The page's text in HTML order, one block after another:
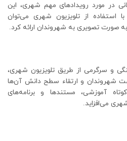
در مورد رویدادهای مهم شهری، این
استفاده از تلویزیون شهری می‌توان
صورت تصویری به شهروندان ارائه کرد.
و سرگرمی از طریق تلویزیون شهری،
شهروندان و ارتقاء سطح دانش آن‌ها
آموزشی، مستندها و برنامه‌های
می‌افزاید.